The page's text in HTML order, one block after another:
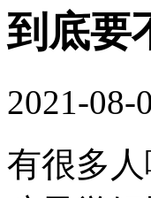
到底要
2021-08-
有很多